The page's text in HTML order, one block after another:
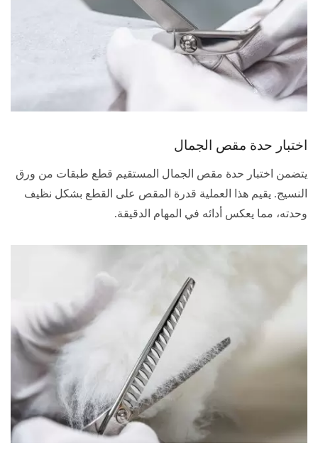
اختبار حدة مقص الجمال
يتضمن اختبار حدة مقص الجمال المستقيم قطع طبقات من ورق
النسيج. يقيم هذا العملية قدرة المقص على القطع بشكل نظيف
وحدته، مما يعكس أدائه في المهام الدقيقة.